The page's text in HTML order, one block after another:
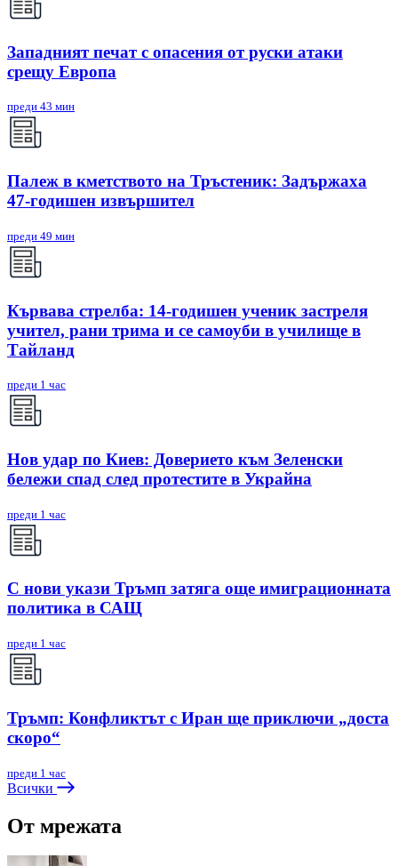
Западният печат с опасения от руски атаки
срещу Европа
преди 43 мин
Палеж в кметството на Тръстеник: Задържаха
47-годишен извършител
преди 49 мин
Кървава стрелба: 14-годишен ученик застреля
учител, рани трима и се самоуби в училище в
Тайланд
преди 1 час
Нов удар по Киев: Доверието към Зеленски
бележи спад след протестите в Украйна
преди 1 час
С нови укази Тръмп затяга още имиграционната
политика в САЩ
преди 1 час
Тръмп: Конфликтът с Иран ще приключи „доста
скоро“
преди 1 час
Всички
От мрежата